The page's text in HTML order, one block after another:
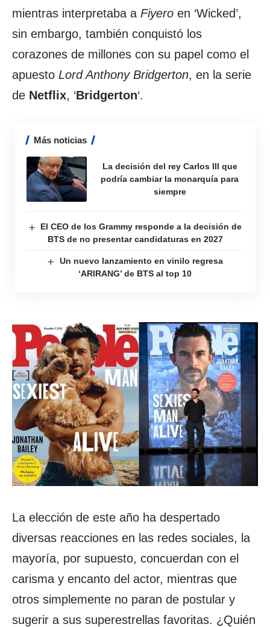
mientras interpretaba a Fiyero en ‘Wicked’,
sin embargo, también conquistó los
corazones de millones con su papel como el
apuesto Lord Anthony Bridgerton, en la serie
de Netflix, ‘Bridgerton‘.
Más noticias
La decisión del rey Carlos III que
podría cambiar la monarquía para
siempre
El CEO de los Grammy responde a la decisión de
BTS de no presentar candidaturas en 2027
Un nuevo lanzamiento en vinilo regresa
‘ARIRANG’ de BTS al top 10
La elección de este año ha despertado
diversas reacciones en las redes sociales, la
mayoría, por supuesto, concuerdan con el
carisma y encanto del actor, mientras que
otros simplemente no paran de postular y
sugerir a sus superestrellas favoritas. ¿Quién